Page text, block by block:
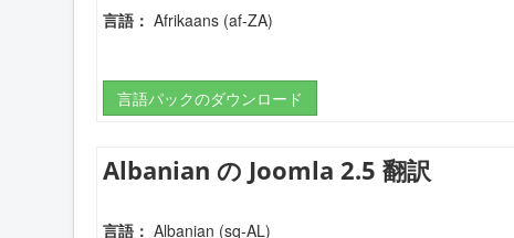
言語： Afrikaans (af-ZA)
言語パックのダウンロード
Albanian の Joomla 2.5 翻訳
言語： Albanian (sq-AL)